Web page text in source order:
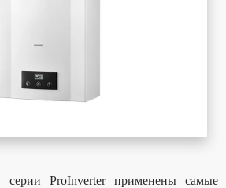
серии ProInverter применены самые